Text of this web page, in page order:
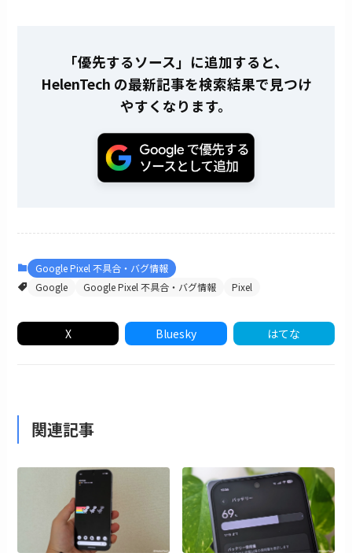
「優先するソース」に追加すると、
HelenTech の最新記事を検索結果で見つけ
やすくなります。
Google Pixel 不具合・バグ情報
Google
Google Pixel 不具合・バグ情報 Pixel
X Bluesky はてな
関連記事